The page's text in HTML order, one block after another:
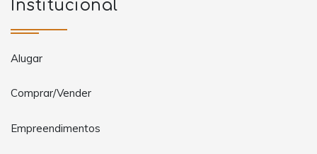
Institucional
Alugar
Comprar/Vender
Empreendimentos